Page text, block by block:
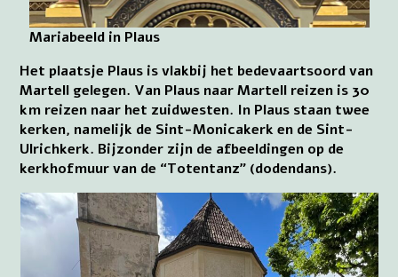
Mariabeeld in Plaus
Het plaatsje Plaus is vlakbij het bedevaartsoord van
Martell gelegen. Van Plaus naar Martell reizen is 30
km reizen naar het zuidwesten. In Plaus staan twee
kerken, namelijk de Sint-Monicakerk en de Sint-
Ulrichkerk. Bijzonder zijn de afbeeldingen op de
kerkhofmuur van de “Totentanz” (dodendans).